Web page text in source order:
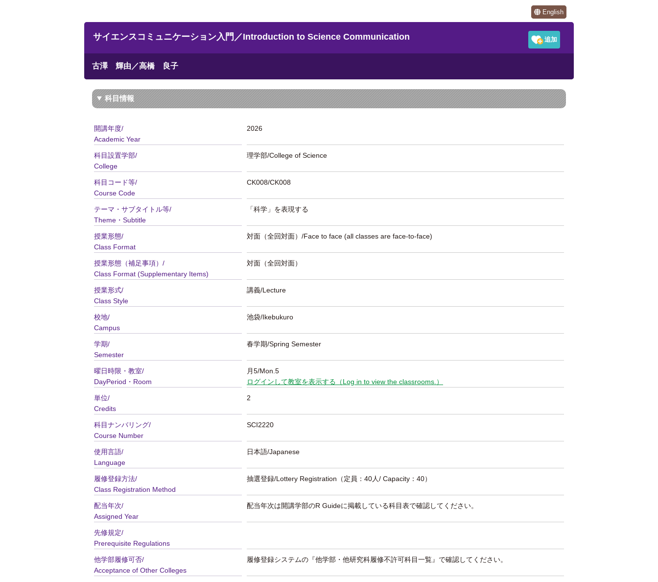
English
サイエンスコミュニケーション入門／Introduction to Science Communication
古澤 輝由／高橋 良子
科目情報
開講年度/
Academic Year
2026
科目設置学部/
College
理学部/College of Science
科目コード等/
Course Code
CK008/CK008
テーマ・サブタイトル等/
Theme・Subtitle
「科学」を表現する
授業形態/
Class Format
対面（全回対面）/Face to face (all classes are face-to-face)
授業形態（補足事項）/
Class Format (Supplementary Items)
対面（全回対面）
授業形式/
Class Style
講義/Lecture
校地/
Campus
池袋/Ikebukuro
学期/
Semester
春学期/Spring Semester
曜日時限・教室/
DayPeriod・Room
月5/Mon.5
ログインして教室を表示する（Log in to view the classrooms.）
単位/
Credits
2
科目ナンバリング/
Course Number
SCI2220
使用言語/
Language
日本語/Japanese
履修登録方法/
Class Registration Method
抽選登録/Lottery Registration （定員：40人/ Capacity：40）
配当年次/
Assigned Year
配当年次は開講学部のR Guideに掲載している科目表で確認してください。
先修規定/
Prerequisite Regulations
他学部履修可否/
Acceptance of Other Colleges
履修登録システムの『他学部・他研究科履修不許可科目一覧』で確認してください。